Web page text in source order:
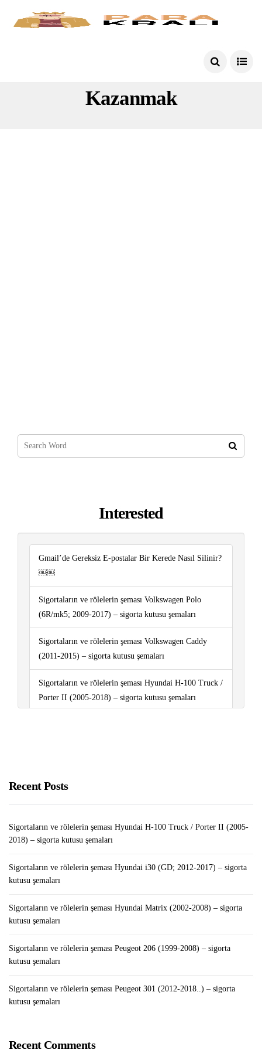
Dolap Uygulamasından Para
Kazanmak
Interested
Gmail’de Gereksiz E-postalar Bir Kerede Nasıl Silinir?
￼￼
Sigortaların ve rölelerin şeması Volkswagen Polo
(6R/mk5; 2009-2017) – sigorta kutusu şemaları
Sigortaların ve rölelerin şeması Volkswagen Caddy
(2011-2015) – sigorta kutusu şemaları
Sigortaların ve rölelerin şeması Hyundai H-100 Truck /
Porter II (2005-2018) – sigorta kutusu şemaları
Recent Posts
Sigortaların ve rölelerin şeması Hyundai H-100 Truck / Porter II (2005-
2018) – sigorta kutusu şemaları
Sigortaların ve rölelerin şeması Hyundai i30 (GD; 2012-2017) – sigorta
kutusu şemaları
Sigortaların ve rölelerin şeması Hyundai Matrix (2002-2008) – sigorta
kutusu şemaları
Sigortaların ve rölelerin şeması Peugeot 206 (1999-2008) – sigorta
kutusu şemaları
Sigortaların ve rölelerin şeması Peugeot 301 (2012-2018..) – sigorta
kutusu şemaları
Recent Comments